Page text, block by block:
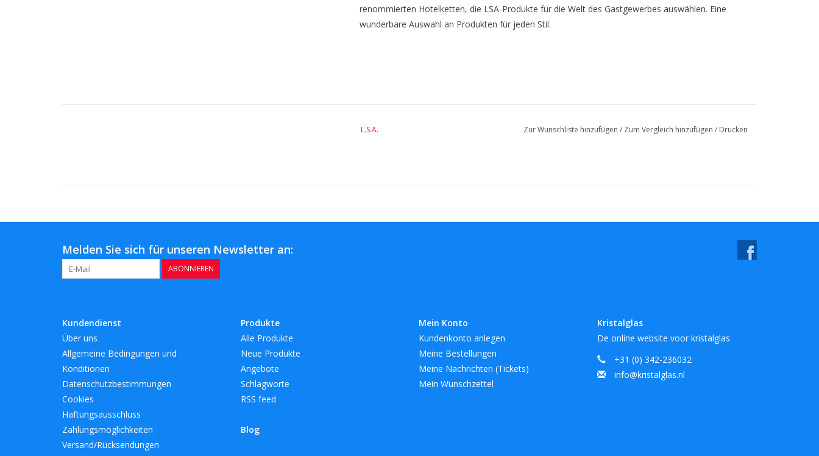
renommierten Hotelketten, die LSA-Produkte für die Welt des Gastgewerbes auswählen. Eine
wunderbare Auswahl an Produkten für jeden Stil.
L.S.A. Zur Wunschliste hinzufügen / Zum Vergleich hinzufügen / Drucken
Melden Sie sich für unseren Newsletter an:
ABONNIEREN
Kundendienst
Über uns
Allgemeine Bedingungen und
Konditionen
Datenschutzbestimmungen
Cookies
Haftungsausschluss
Zahlungsmöglichkeiten
Versand/Rücksendungen
Produkte
Alle Produkte
Neue Produkte
Angebote
Schlagworte
RSS feed
Blog
Mein Konto
Kundenkonto anlegen
Meine Bestellungen
Meine Nachrichten (Tickets)
Mein Wunschzettel
Kristalglas
De online website voor kristalglas
+31 (0) 342-236032
info@kristalglas.nl